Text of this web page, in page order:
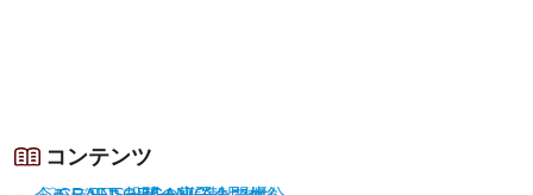
コンテンツ